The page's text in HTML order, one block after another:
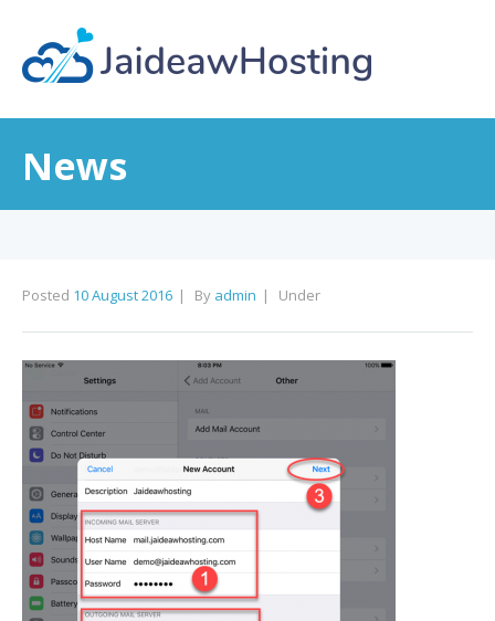
News
Posted 10 August 2016 By admin Under